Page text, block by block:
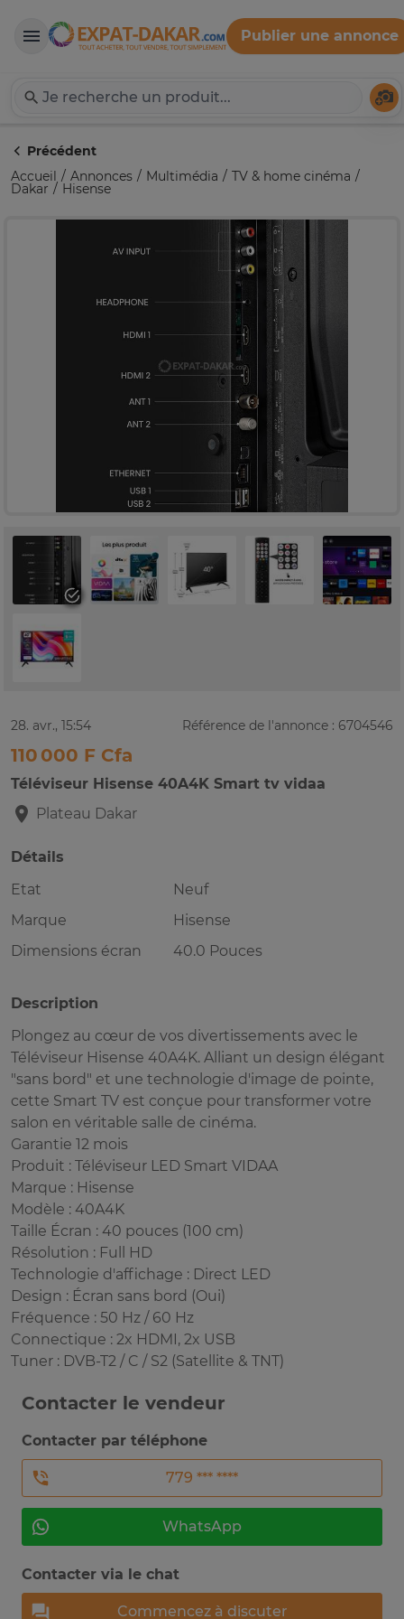
Expat-Dakar
Publier une annonce
Précédent
Accueil
Annonces Multimédia TV & home cinéma
Dakar Hisense
28. avr., 15:54 Référence de l'annonce : 6704546
110 000 F Cfa
Téléviseur Hisense 40A4K Smart tv vidaa
Plateau Dakar
Détails
Etat
Neuf
Marque
Hisense
Dimensions écran
40.0 Pouces
Description
Plongez au cœur de vos divertissements avec le
Téléviseur Hisense 40A4K. Alliant un design élégant
"sans bord" et une technologie d'image de pointe,
cette Smart TV est conçue pour transformer votre
salon en véritable salle de cinéma.
Garantie 12 mois
Produit : Téléviseur LED Smart VIDAA
Marque : Hisense
Modèle : 40A4K
Taille Écran : 40 pouces (100 cm)
Résolution : Full HD
Technologie d'affichage : Direct LED
Design : Écran sans bord (Oui)
Fréquence : 50 Hz / 60 Hz
Connectique : 2x HDMI, 2x USB
Tuner : DVB-T2 / C / S2 (Satellite & TNT)
Contacter le vendeur
Contacter par téléphone
779 *** ****
WhatsApp
Contacter via le chat
Commencez à discuter